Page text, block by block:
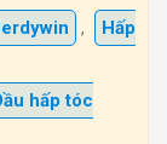
,
Hấp
hấp tóc